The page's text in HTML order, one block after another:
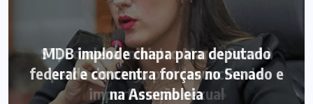
MDB implode chapa para deputado
federal e concentra forças no Senado e
na Assembleia